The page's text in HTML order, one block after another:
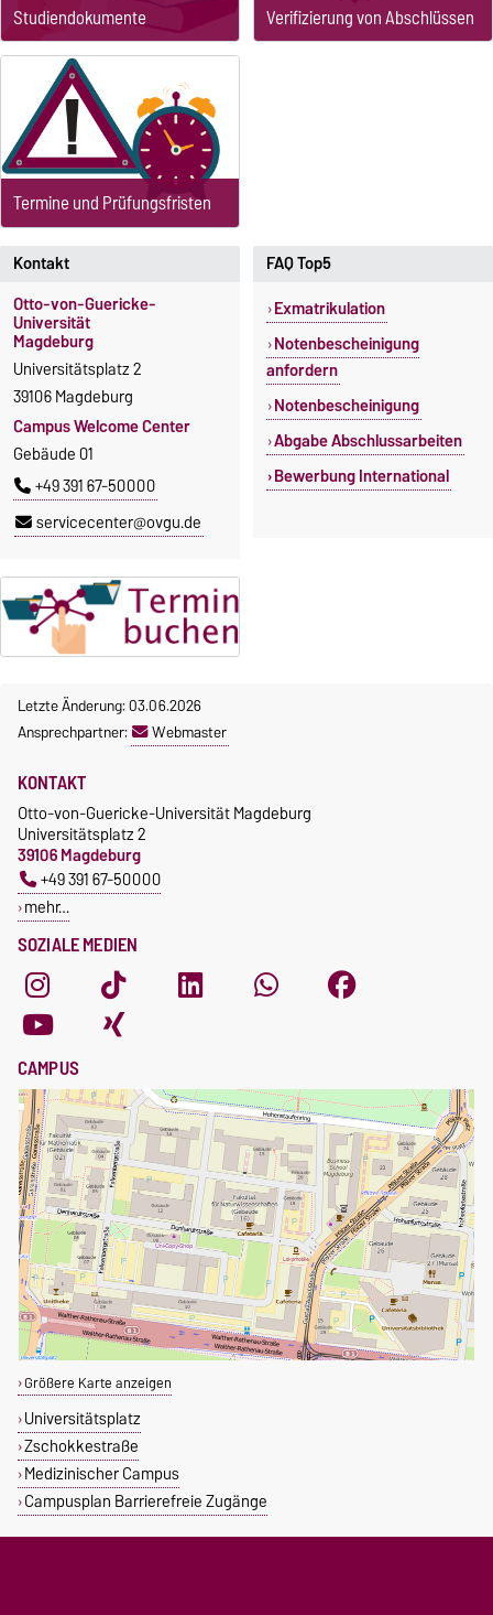
Studiendokumente Verifizierung von Abschlüssen
Termine und Prüfungsfristen
Kontakt
Otto-von-Guericke-
Universität
Magdeburg
Universitätsplatz 2
39106 Magdeburg
Campus Welcome Center
Gebäude 01
+49 391 67-50000
servicecenter@ovgu.de
FAQ Top5
Exmatrikulation
Notenbescheinigung
anfordern
Notenbescheinigung
Abgabe Abschlussarbeiten
Bewerbung International
Letzte Änderung: 03.06.2026
Ansprechpartner:
Webmaster
SOZIALE MEDIEN
KONTAKT
Otto-von-Guericke-Universität Magdeburg
Universitätsplatz 2
39106 Magdeburg
+49 391 67-50000
mehr…
CAMPUS
Größere Karte anzeigen
Universitätsplatz
Zschokkestraße
Medizinischer Campus
Campusplan Barrierefreie Zugänge